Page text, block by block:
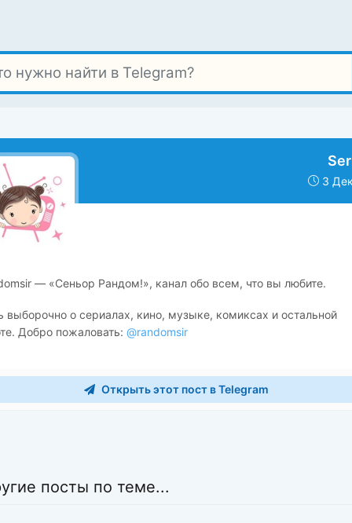
3
— «Сеньор Рандом!», канал обо всем, что вы любите.
выборочно о сериалах, кино, музыке, комиксах и остальной
Добро пожаловать: @randomsir
Открыть этот пост в Telegram
посты по теме...